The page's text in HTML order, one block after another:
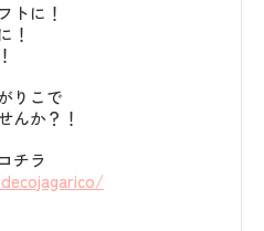
に！
！
りこで
か？！
チラ